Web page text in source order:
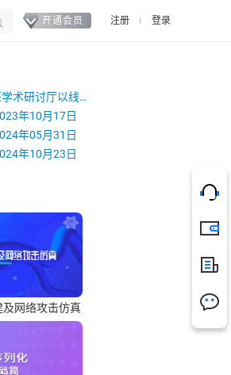
开通会员 注册 登录
第四十八期方班学术研讨厅以线上形式成功举办
年10月17日
年05月31日
年10月23日
网络攻击仿真